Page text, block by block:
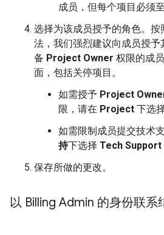
成员，但每个项目必须
选择为该成员授予的角色。
法，我们强烈建议向成员授
备 Project Owner 权限的成
面，包括关停项目。
如需授予 Project
限，请在 Project 下选
如需限制成员提交技术
持下选择 Tech Support
保存所做的更改。
以 Billing Admin 的身份联系